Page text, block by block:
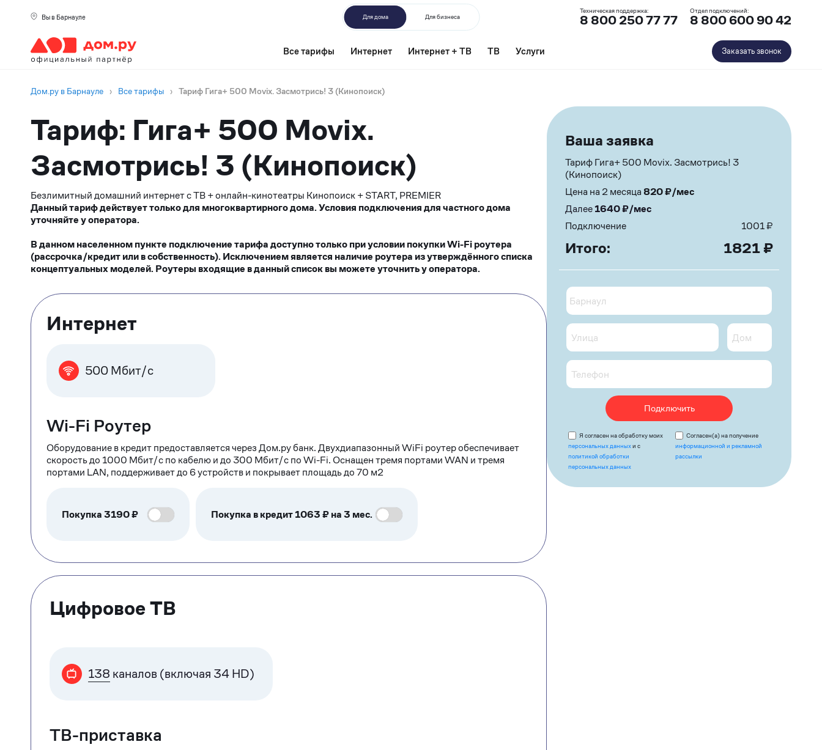
Вы в Барнауле Для дома Для бизнеса
Техническая поддержка:
8 800 250 77 77
Отдел подключений:
8 800 600 90 42
Все тарифы Интернет Интернет + ТВ ТВ Услуги Заказать звонок
Дом.ру в Барнауле › Все тарифы › Тариф Гига+ 500 Movix. Засмотрись! 3 (Кинопоиск)
Тариф: Гига+ 500 Movix.
Засмотрись! 3 (Кинопоиск)
Безлимитный домашний интернет с ТВ + онлайн-кинотеатры Кинопоиск + START, PREMIER
Данный тариф действует только для многоквартирного дома. Условия подключения для частного дома
уточняйте у оператора.
В данном населенном пункте подключение тарифа доступно только при условии покупки Wi-Fi роутера
(рассрочка/кредит или в собственность). Исключением является наличие роутера из утверждённого списка
концептуальных моделей. Роутеры входящие в данный список вы можете уточнить у оператора.
Тарифные
опции
Интернет
500 Мбит/с
Wi-Fi Роутер
Оборудование в кредит предоставляется через Дом.ру банк. Двухдиапазонный WiFi роутер обеспечивает
скорость до 1000 Мбит/с по кабелю и до 300 Мбит/с по Wi-Fi. Оснащен тремя портами WAN и тремя
портами LAN, поддерживает до 6 устройств и покрывает площадь до 70 м2
Покупка3190₽ Покупка в кредит 1063 ₽ на 3 мес.
Цифровое ТВ
138 каналов (включая 34 HD)
ТВ-приставка
Ваша заявка
Тариф Гига+ 500 Movix. Засмотрись! 3
(Кинопоиск)
Цена на 2 месяца820₽/мес
Далее1640₽/мес
Подключение
1001₽
Итого: 1821 ₽
Подключить
Я согласен на обработку моих
персональных данныхи с
политикой обработки
персональных данных
Согласен(а) на получение
информационной и рекламной
рассылки